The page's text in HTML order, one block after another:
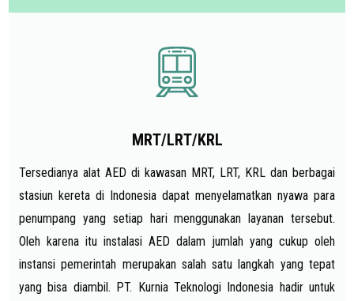
MRT/LRT/KRL
Tersedianya alat AED di kawasan MRT, LRT, KRL dan berbagai
stasiun kereta di Indonesia dapat menyelamatkan nyawa para
penumpang yang setiap hari menggunakan layanan tersebut.
Oleh karena itu instalasi AED dalam jumlah yang cukup oleh
instansi pemerintah merupakan salah satu langkah yang tepat
yang bisa diambil. PT. Kurnia Teknologi Indonesia hadir untuk